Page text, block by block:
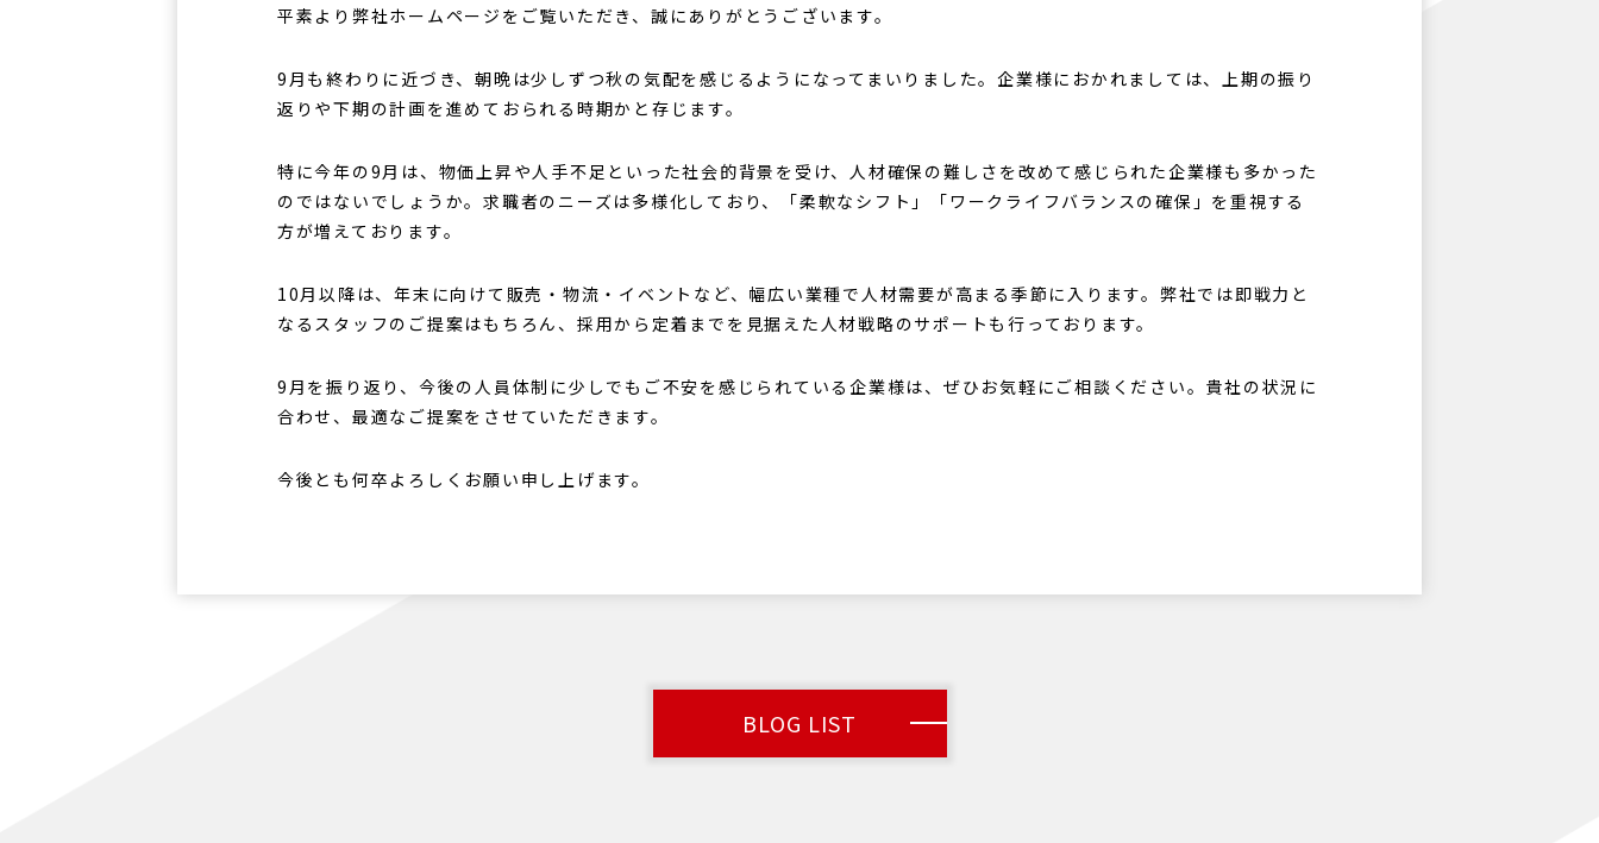
平素より弊社ホームページをご覧いただき、誠にありがとうございます。
9月も終わりに近づき、朝晩は少しずつ秋の気配を感じるようになってまいりました。企業様におかれましては、上期の振り
返りや下期の計画を進めておられる時期かと存じます。
特に今年の9月は、物価上昇や人手不足といった社会的背景を受け、人材確保の難しさを改めて感じられた企業様も多かった
のではないでしょうか。求職者のニーズは多様化しており、「柔軟なシフト」「ワークライフバランスの確保」を重視する
方が増えております。
10月以降は、年末に向けて販売・物流・イベントなど、幅広い業種で人材需要が高まる季節に入ります。弊社では即戦力と
なるスタッフのご提案はもちろん、採用から定着までを見据えた人材戦略のサポートも行っております。
9月を振り返り、今後の人員体制に少しでもご不安を感じられている企業様は、ぜひお気軽にご相談ください。貴社の状況に
合わせ、最適なご提案をさせていただきます。
今後とも何卒よろしくお願い申し上げます。
BLOG LIST